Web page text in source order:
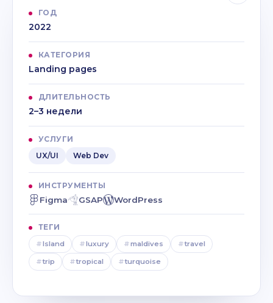
ГОД
2022
КАТЕГОРИЯ
Landing pages
ДЛИТЕЛЬНОСТЬ
2–3 недели
УСЛУГИ
UX/UI
Web Dev
ИНСТРУМЕНТЫ
Figma GSAP WordPress
ТЕГИ
#Island #luxury #maldives #travel
#trip #tropical #turquoise